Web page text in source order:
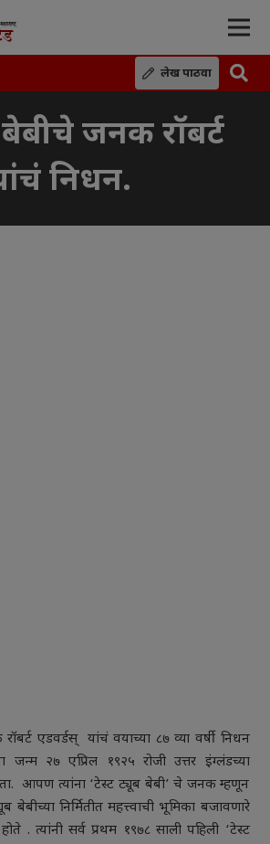
लेख पाठवा
जनक रॉबर्ट
निधन.
एडवर्डस् यांचं वयाच्या ८७ व्या वर्षी निधन
२७ एप्रिल १९२५ रोजी उत्तर इंग्लंडच्या
आपण त्यांना ‘टेस्ट ट्यूब बेबी’ चे जनक म्हणून
निर्मितीत महत्त्वाची भूमिका बजावणारे
. त्यांनी सर्व प्रथम १९७८ साली पहिली ‘टेस्ट